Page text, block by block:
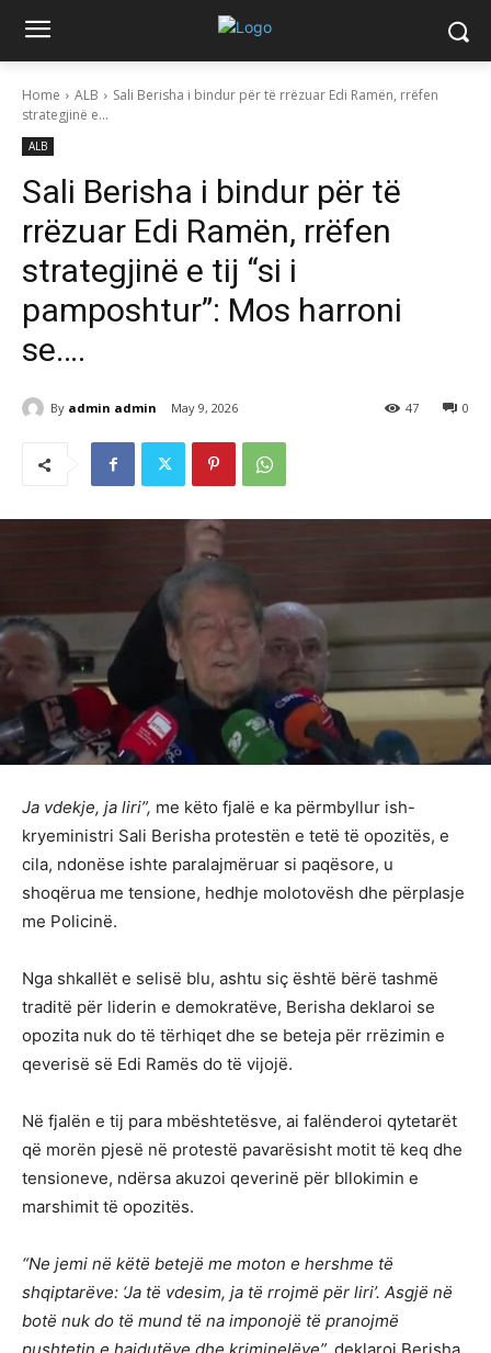
Home ALB
Sali Berisha i bindur për të rrëzuar Edi Ramën, rrëfen
strategjinë e...
ALB
Sali Berisha i bindur për të
rrëzuar Edi Ramën, rrëfen
strategjinë e tij “si i
pamposhtur”: Mos harroni
se….
By admin admin May 9, 2026 0
47
Ja vdekje, ja liri”, me këto fjalë e ka përmbyllur ish-
kryeministri Sali Berisha protestën e tetë të opozitës, e
cila, ndonëse ishte paralajmëruar si paqësore, u
shoqërua me tensione, hedhje molotovësh dhe përplasje
me Policinë.
Nga shkallët e selisë blu, ashtu siç është bërë tashmë
traditë për liderin e demokratëve, Berisha deklaroi se
opozita nuk do të tërhiqet dhe se beteja për rrëzimin e
qeverisë së Edi Ramës do të vijojë.
Në fjalën e tij para mbështetësve, ai falënderoi qytetarët
që morën pjesë në protestë pavarësisht motit të keq dhe
tensioneve, ndërsa akuzoi qeverinë për bllokimin e
marshimit të opozitës.
“Ne jemi në këtë betejë me moton e hershme të
shqiptarëve: ‘Ja të vdesim, ja të rrojmë për liri’. Asgjë në
botë nuk do të mund të na imponojë të pranojmë